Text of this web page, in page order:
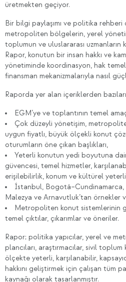
üretmekten geçiyor.
Bir bilgi paylaşımı ve politika
metropoliten bölgelerin, yerel
toplumun ve uluslararası uzmanların
Rapor, konutun bir insan hakkı ve
yönetiminde koordinasyon, hak
finansman mekanizmalarıyla nasıl
Raporda yer alan içeriklerden
EGM’ye ve toplantının temel
Çok düzeyli yönetişim,
uygun fiyatlı, büyük ölçekli konut
oturumların öne çıkan başlıkları,
Yeterli konutun yedi boyutuna dair
güvencesi, temel hizmetler,
erişilebilirlik, konum ve kültürel
İstanbul,
Malezya ve Arnavutluk’tan örnekler
Metropoliten konut sistemlerinin
temel çıktılar, çıkarımlar ve öneriler.
Rapor; politika yapıcılar, yerel ve
plancıları, araştırmacılar, sivil
ölçekte yeterli, karşılanabilir,
hakkını geliştirmek için çalışan tüm
kaynağı olarak tasarlanmıştır.